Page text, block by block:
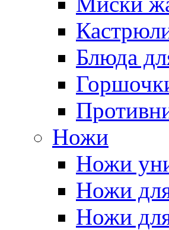
Блюда
Ножи
Ножи
Ножи
Ножи